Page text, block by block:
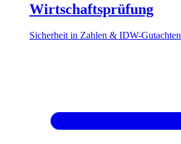
Wirtschaftsprüfung
Sicherheit in Zahlen & IDW-Gutachten